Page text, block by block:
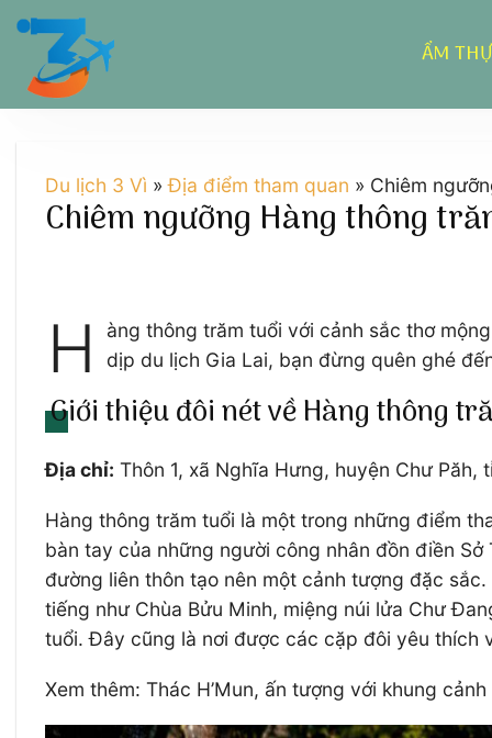
Chuyển
dung
ẨM
Du lịch 3 Vì »Địa điểm tham quan » Chiêm
Chiêm ngưỡng Hàng thông
H
àng thông trăm tuổi với cảnh sắc thơ
dịp du lịch Gia Lai, bạn đừng quên ghé
Giới thiệu đôi nét về Hàng thông
Địa chỉ: Thôn 1, xã Nghĩa Hưng, huyện Chư Păh,
Hàng thông trăm tuổi là một trong những điểm
bàn tay của những người công nhân đồn điền
đường liên thôn tạo nên một cảnh tượng đặc
tiếng như Chùa Bửu Minh, miệng núi lửa Chư
tuổi. Đây cũng là nơi được các cặp đôi yêu thích
Xem thêm: Thác H’Mun, ấn tượng với khung